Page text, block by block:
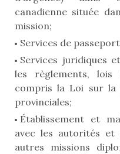
canadienne située
mission;
Services de
Services juridiques
les règlements, lois
compris la Loi sur la
provinciales;
Établissement et
avec les autorités et
autres missions